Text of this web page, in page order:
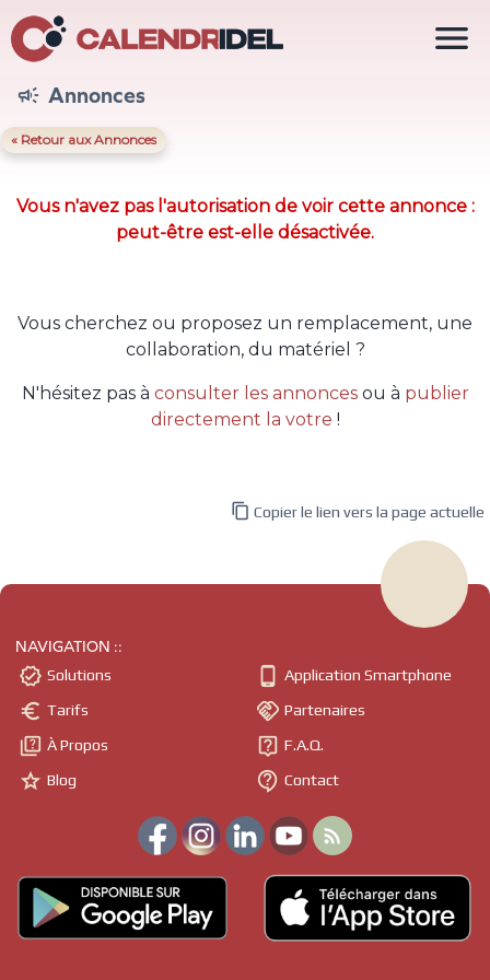
 Annonces
« Retour aux Annonces
Vous n'avez pas l'autorisation de voir cette annonce :
peut-être est-elle désactivée.
Vous cherchez ou proposez un remplacement, une
collaboration, du matériel ?
N'hésitez pas à consulter les annoncesou à publier
directement la votre !

 Copier le lien vers la page actuelle
NAVIGATION ::
 Solutions
 Tarifs
 À Propos
 Blog
 Application Smartphone
 Partenaires
 F.A.Q.
 Contact
